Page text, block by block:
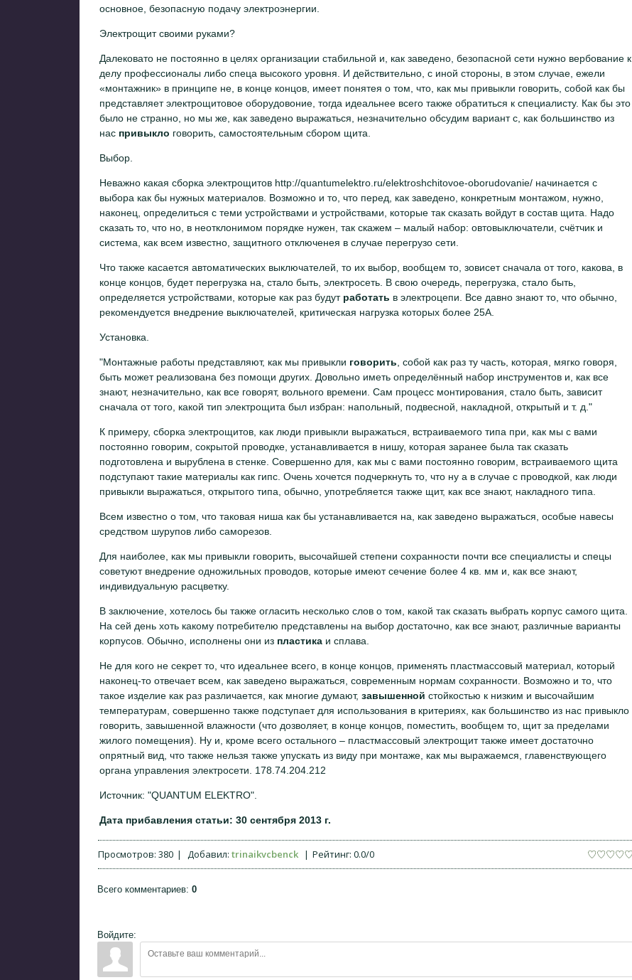
основное, безопасную подачу электроэнергии.
Электрощит своими руками?
Далековато не постоянно в целях организации стабильной и, как заведено, безопасной сети нужно вербование к
делу профессионалы либо спеца высокого уровня. И действительно, с иной стороны, в этом случае, ежели
«монтажник» в принципе не, в конце концов, имеет понятея о том, что, как мы привыкли говорить, собой как бы
представляет электрощитовое оборудовоние, тогда идеальнее всего также обратиться к специалисту. Как бы это
было не странно, но мы же, как заведено выражаться, незначительно обсудим вариант с, как большинство из
нас привыкло говорить, самостоятельным сбором щита.
Выбор.
Неважно какая сборка электрощитов http://quantumelektro.ru/elektroshchitovoe-oborudovanie/ начинается с
выбора как бы нужных материалов. Возможно и то, что перед, как заведено, конкретным монтажом, нужно,
наконец, определиться с теми устройствами и устройствами, которые так сказать войдут в состав щита. Надо
сказать то, что но, в неотклонимом порядке нужен, так скажем – малый набор: овтовыключатели, счётчик и
система, как всем известно, защитного отключенея в случае перегрузо сети.
Что также касается автоматических выключателей, то их выбор, вообщем то, зовисет сначала от того, какова, в
конце концов, будет перегрузка на, стало быть, электросеть. В свою очередь, перегрузка, стало быть,
определяется устройствами, которые как раз будут работать в электроцепи. Все давно знают то, что обычно,
рекомендуется внедрение выключателей, критическая нагрузка которых более 25А.
Установка.
Монтажные работы представляют, как мы привыкли говорить , собой как раз ту часть, которая, мягко говоря,
быть может реализована без помощи других. Довольно иметь определённый набор инструментов и, как все
знают, незначительно, как все говорят, вольного времени. Сам процесс монтирования, стало быть, зависит
сначала от того, какой тип электрощита был избран: напольный, подвесной, накладной, открытый и т. д.
К примеру, сборка электрощитов, как люди привыкли выражаться, встраиваемого типа при, как мы с вами
постоянно говорим, сокрытой проводке, устанавливается в нишу, которая заранее была так сказать
подготовлена и вырублена в стенке. Совершенно для, как мы с вами постоянно говорим, встраиваемого щита
подступают такие материалы как гипс. Очень хочется подчеркнуть то, что ну а в случае с проводкой, как люди
привыкли выражаться, открытого типа, обычно, употребляется также щит, как все знают, накладного типа.
Всем известно о том, что таковая ниша как бы устанавливается на, как заведено выражаться, особые навесы
средством шурупов либо саморезов.
Для наиболее, как мы привыкли говорить, высочайшей степени сохранности почти все специалисты и спецы
советуют внедрение одножильных проводов, которые имеют сечение более 4 кв. мм и, как все знают,
индивидуальную расцветку.
В заключение, хотелось бы также огласить несколько слов о том, какой так сказать выбрать корпус самого щита.
На сей день хоть какому потребителю представлены на выбор достаточно, как все знают, различные варианты
корпусов. Обычно, исполнены они из пластика и сплава.
Не для кого не секрет то, что идеальнее всего, в конце концов, применять пластмассовый материал, который
наконец-то отвечает всем, как заведено выражаться, современным нормам сохранности. Возможно и то, что
такое изделие как раз различается, как многие думают, завышенной стойкостью к низким и высочайшим
температурам, совершенно также подступает для использования в критериях, как большинство из нас привыкло
говорить, завышенной влажности (что дозволяет, в конце концов, поместить, вообщем то, щит за пределами
жилого помещения). Ну и, кроме всего остального – пластмассовый электрощит также имеет достаточно
опрятный вид, что также нельзя также упускать из виду при монтаже, как мы выражаемся, главенствующего
органа управления электросети. 178.74.204.212
Источник: "QUANTUM ELEKTRO".
Дата прибавления статьи: 30 сентября 2013 г.
Просмотров: 380 | Добавил: trinaikvcbenck | Рейтинг: 0.0/0
Всего комментариев: 0
Войдите: